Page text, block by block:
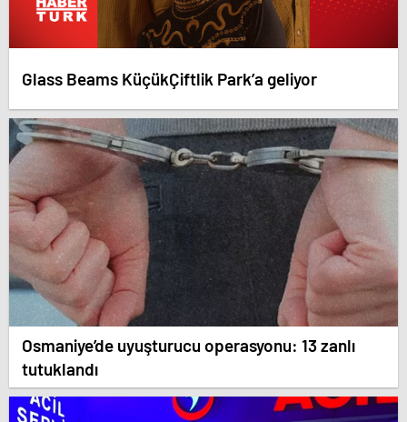
Glass Beams KüçükÇiftlik Park’a geliyor
Osmaniye’de uyuşturucu operasyonu: 13 zanlı
tutuklandı